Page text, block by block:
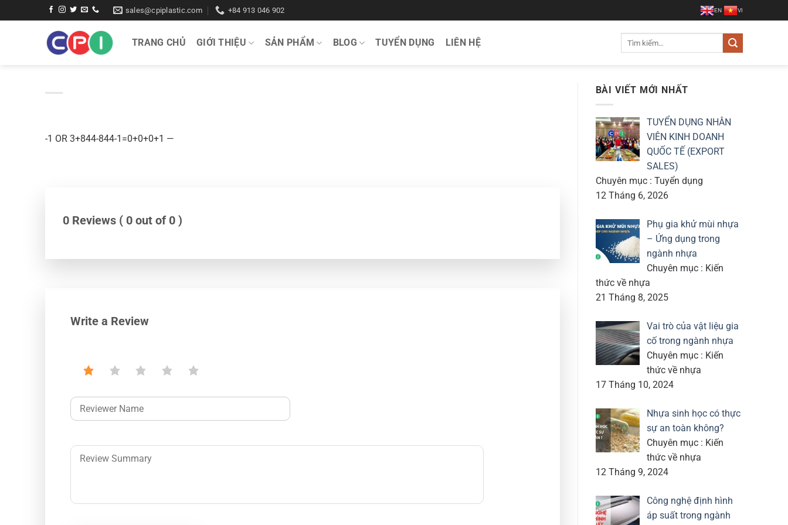
qua
sales@cpiplastic.com +84 913 046 902 EN VI
TRANG CHỦ GIỚI THIỆU SẢN PHẨM BLOG TUYỂN DỤNG LIÊN HỆ
-1 OR 3+844-844-1=0+0+0+1 —
0 Reviews ( 0 out of 0 )
Write a Review
BÀI VIẾT MỚI NHẤT
TUYỂN DỤNG NHÂN
VIÊN KINH DOANH
QUỐC TẾ (EXPORT
SALES)
Chuyên mục : Tuyển dụng
12 Tháng 6, 2026
Phụ gia khử mùi nhựa
– Ứng dụng trong
ngành nhựa
Chuyên mục : Kiến
thức về nhựa
21 Tháng 8, 2025
Vai trò của vật liệu gia
cố trong ngành nhựa
Chuyên mục : Kiến
thức về nhựa
17 Tháng 10, 2024
Nhựa sinh học có thực
sự an toàn không?
Chuyên mục : Kiến
thức về nhựa
12 Tháng 9, 2024
Công nghệ định hình
áp suất trong ngành